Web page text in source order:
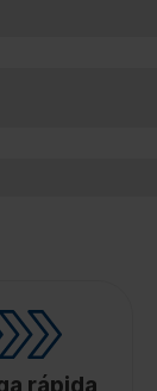
rápida